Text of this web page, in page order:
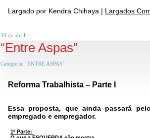
Largado por Kendra Chihaya | Largados
30 de abril
“Entre Aspas”
Categoria: "ENTRE ASPAS"
Reforma Trabalhista – Parte I
Essa proposta, que ainda passará
empregado e empregador.
1º Parte: